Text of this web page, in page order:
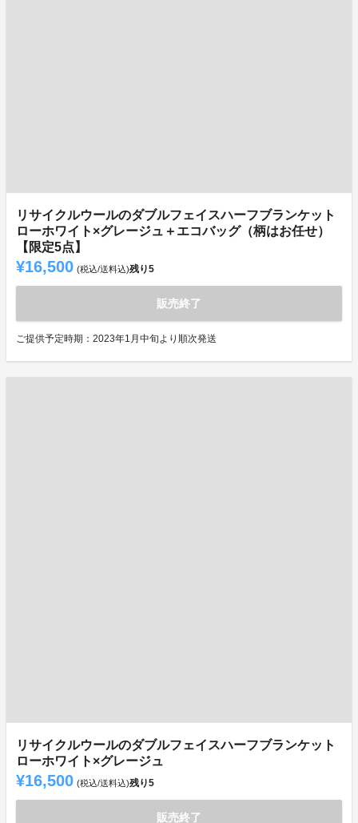
リサイクルウールのダブルフェイスハーフブランケット
ローホワイト×グレージュ＋エコバッグ（柄はお任せ）
【限定5点】
¥16,500 (税込/送料込)残り5
販売終了
ご提供予定時期：2023年1月中旬より順次発送
リサイクルウールのダブルフェイスハーフブランケット
ローホワイト×グレージュ
¥16,500 (税込/送料込)残り5
販売終了